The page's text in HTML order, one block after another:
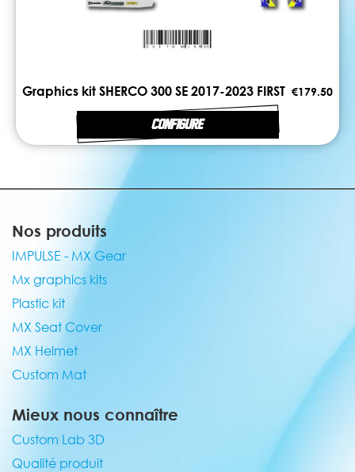
Graphics kit SHERCO 300 SE 2017-2023 FIRST €179.50
CONFIGURE
Nos produits
IMPULSE - MX Gear
Mx graphics kits
Plastic kit
MX Seat Cover
MX Helmet
Custom Mat
Mieux nous connaître
Custom Lab 3D
Qualité produit